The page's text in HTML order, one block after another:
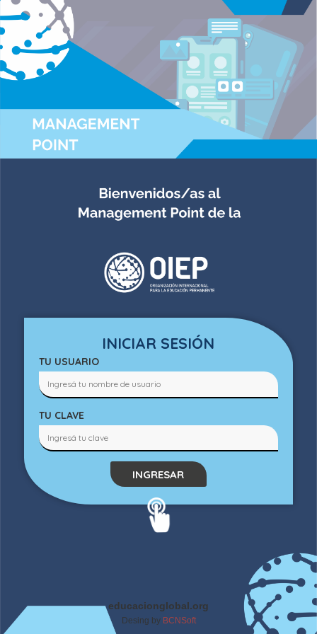
INICIAR SESIÓN
TU USUARIO
TU CLAVE
INGRESAR
educacionglobal.org
Desing by BCNSoft